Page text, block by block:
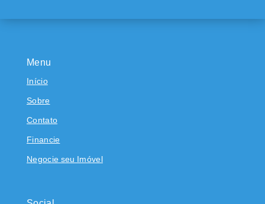
Menu
Início
Sobre
Contato
Financie
Negocie seu Imóvel